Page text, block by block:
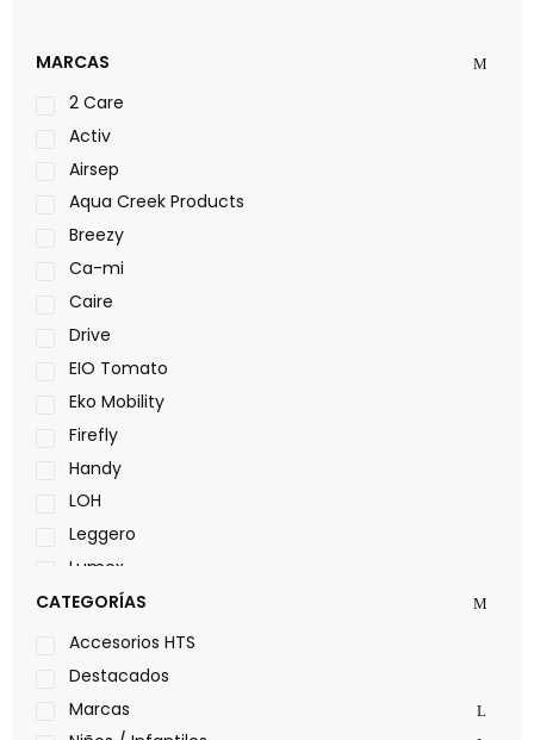
MARCAS
2 Care
Activ
Airsep
Aqua Creek Products
Breezy
Ca-mi
Caire
Drive
EIO Tomato
Eko Mobility
Firefly
Handy
LOH
Leggero
Lumex
Medical Store
Nidek
Oxiplus
Philips
Pride
CATEGORÍAS
Accesorios HTS
Destacados
Marcas